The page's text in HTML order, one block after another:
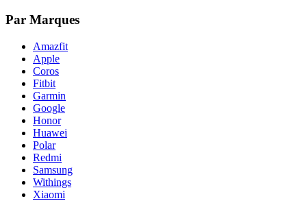
Par Marques
Amazfit
Apple
Coros
Fitbit
Garmin
Google
Honor
Huawei
Polar
Redmi
Samsung
Withings
Xiaomi